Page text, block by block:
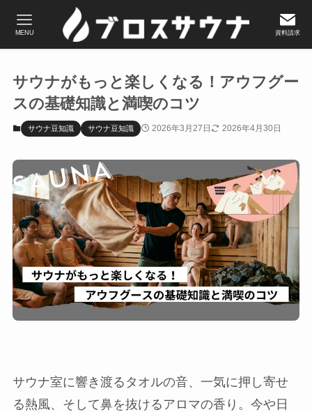
資料請求
MENU
サウナがもっと楽しくなる！アウフグー
スの基礎知識と満喫のコツ
サウナ豆知識 サウナ豆知識 2026年3月27日 2026年4月30日
サウナ室に響き渡るタオルの音、一気に押し寄せ
る熱風、そして鼻を抜けるアロマの香り。今や日